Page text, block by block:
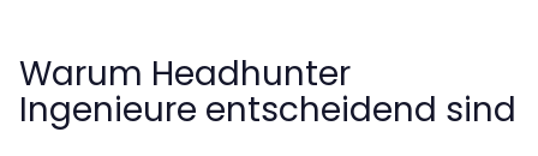
Warum Headhunter
Ingenieure entscheidend sind